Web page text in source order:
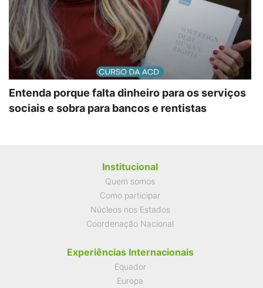
Entenda porque falta dinheiro para os serviços
sociais e sobra para bancos e rentistas
Institucional
Quem somos
Como participar
Núcleos nos Estados
Coordenação Nacional
Experiências Internacionais
Equador
Europa